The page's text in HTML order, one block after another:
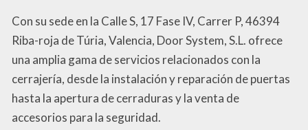
Con su sede en la Calle S, 17 Fase IV, Carrer P, 46394
Riba-roja de Túria, Valencia, Door System, S.L. ofrece
una amplia gama de servicios relacionados con la
cerrajería, desde la instalación y reparación de puertas
hasta la apertura de cerraduras y la venta de
accesorios para la seguridad.